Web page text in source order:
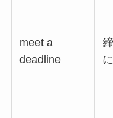
meet a
deadline